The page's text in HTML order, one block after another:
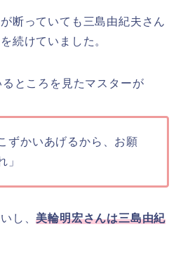
断っていても三島由紀夫さん
続けていました。
ところを見たマスターが
ずかいあげるから、お願
」
し、美輪明宏さんは三島由紀